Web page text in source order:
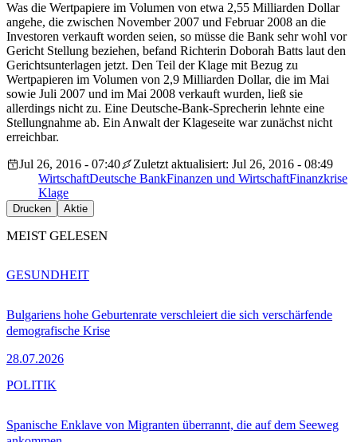
Was die Wertpapiere im Volumen von etwa 2,55 Milliarden Dollar
angehe, die zwischen November 2007 und Februar 2008 an die
Investoren verkauft worden seien, so müsse die Bank sehr wohl vor
Gericht Stellung beziehen, befand Richterin Doborah Batts laut den
Gerichtsunterlagen jetzt. Den Teil der Klage mit Bezug zu
Wertpapieren im Volumen von 2,9 Milliarden Dollar, die im Mai
sowie Juli 2007 und im Mai 2008 verkauft wurden, ließ sie
allerdings nicht zu. Eine Deutsche-Bank-Sprecherin lehnte eine
Stellungnahme ab. Ein Anwalt der Klageseite war zunächst nicht
erreichbar.
Jul 26, 2016 - 07:40
Zuletzt aktualisiert: Jul 26, 2016 - 08:49
WirtschaftDeutsche BankFinanzen und WirtschaftFinanzkrise
Klage
Drucken Aktie
MEIST GELESEN
Bulgariens hohe Geburtenrate verschleiert die sich verschärfende
demografische Krise
28.07.2026
GESUNDHEIT
Spanische Enklave von Migranten überrannt, die auf dem Seeweg
POLITIK